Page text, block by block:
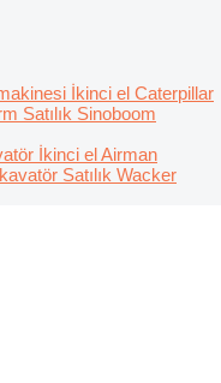
İkinci el Caterpillar
Satılık Sinoboom
İkinci el Airman
Satılık Wacker